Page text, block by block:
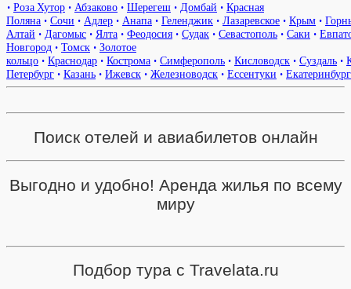
• Роза Хутор • Абзаково • Шерегеш • Домбай • Красная
Поляна • Сочи • Адлер • Анапа • Геленджик • Лазаревское • Крым •
Алтай • Дагомыс • Ялта • Феодосия • Судак • Севастополь • Саки •
Новгород • Томск • Золотое
кольцо • Краснодар • Кострома • Симферополь • Кисловодск • Суздаль •
Петербург • Казань • Ижевск • Железноводск • Ессентуки • Екатеринбург
Поиск отелей и авиабилетов онлайн
Выгодно и удобно! Аренда жилья по всему
миру
Подбор тура с Travelata.ru